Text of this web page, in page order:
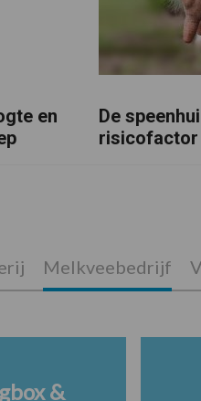
en
De
Melkveebedrijf
&